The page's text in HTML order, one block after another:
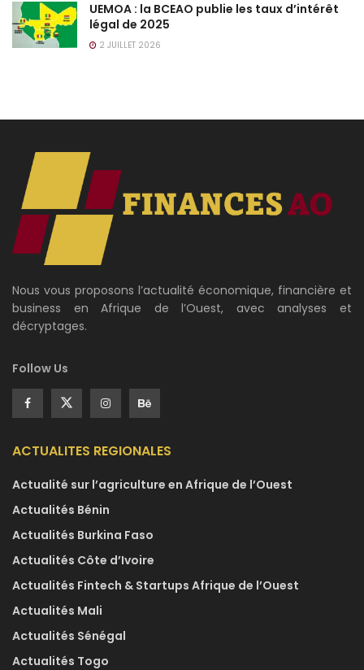
UEMOA : la BCEAO publie les taux d’intérêt
légal de 2025
2 JUILLET 2026
Nous vous proposons l’actualité économique, financière et
business en Afrique de l’Ouest, avec analyses et
décryptages.
Follow Us
ACTUALITES REGIONALES
Actualité sur l’agriculture en Afrique de l’Ouest
Actualités Bénin
Actualités Burkina Faso
Actualités Côte d’Ivoire
Actualités Fintech & Startups Afrique de l’Ouest
Actualités Mali
Actualités Sénégal
Actualités Togo